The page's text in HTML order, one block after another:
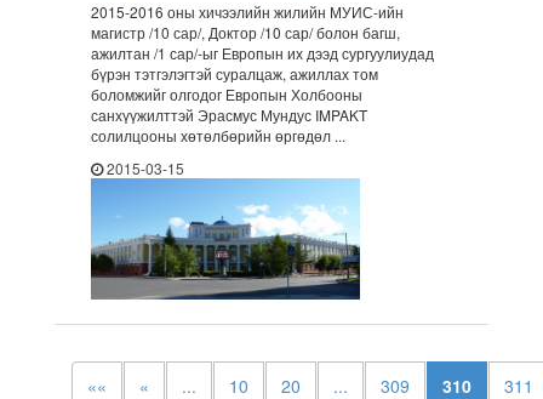
2015-2016 оны хичээлийн жилийн МУИС-ийн
магистр /10 сар/, Доктор /10 сар/ болон багш,
ажилтан /1 сар/-ыг Европын их дээд сургуулиудад
бүрэн тэтгэлэгтэй суралцаж, ажиллах том
боломжийг олгодог Европын Холбооны
санхүүжилттэй Эрасмус Мундус IMPAKT
солилцооны хөтөлбөрийн өргөдөл ...
2015-03-15
«« « ... 10 20 ... 309 310 311